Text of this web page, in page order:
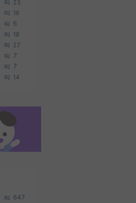
23
16
6
18
27
7
7
14
647